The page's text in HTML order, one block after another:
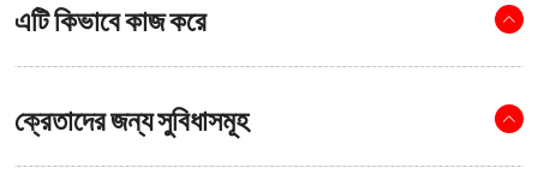
এটি কিভাবে কাজ করে
ক্রেতাদের জন্য সুবিধাসমূহ